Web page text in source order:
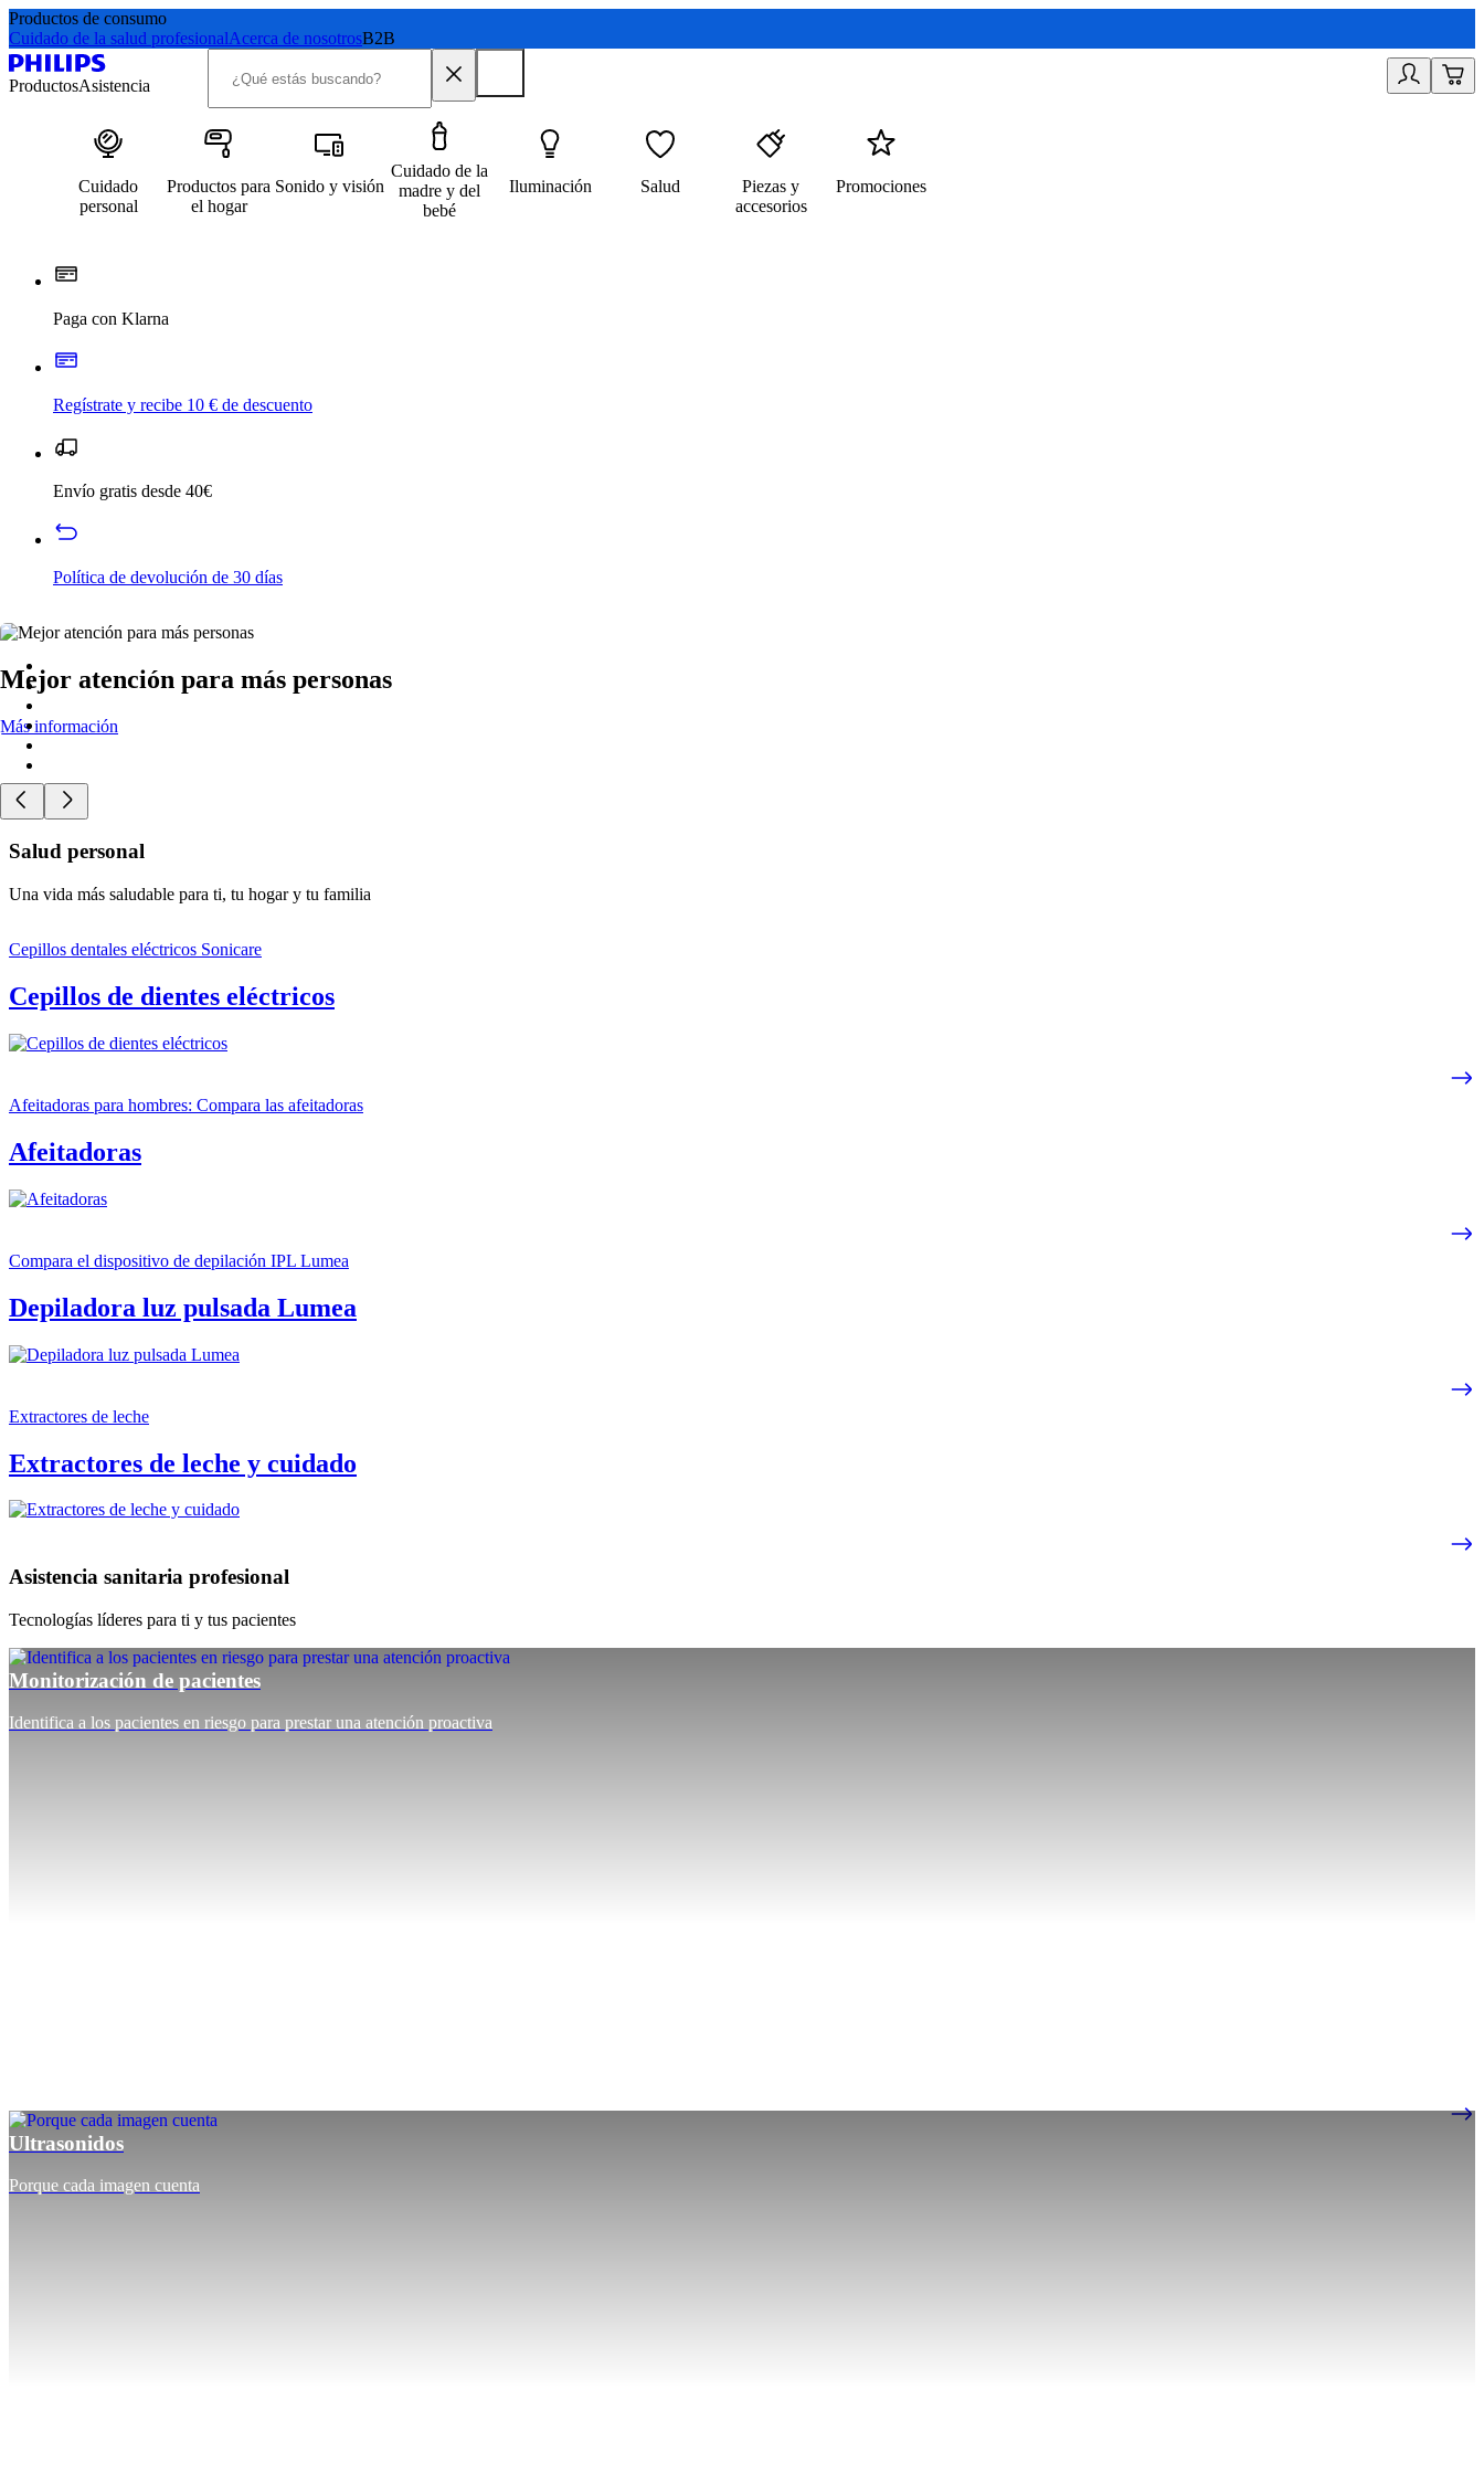
Productos de consumo
Cuidado de la salud profesionalAcerca de nosotrosB2B
ProductosAsistencia
Cuidado
personal
Productos para
el hogar
Sonido y visión
Cuidado de la
madre y del
bebé
Iluminación Salud
Piezas y
accesorios
Promociones
Paga con Klarna
Regístrate y recibe 10 € de descuento
Envío gratis desde 40€
Política de devolución de 30 días
Mejor atención para más personas
Más información
Salud personal
Una vida más saludable para ti, tu hogar y tu familia
Cepillos dentales eléctricos Sonicare
Cepillos de dientes eléctricos
Afeitadoras para hombres: Compara las afeitadoras
Afeitadoras
Compara el dispositivo de depilación IPL Lumea
Depiladora luz pulsada Lumea
Extractores de leche
Extractores de leche y cuidado
Asistencia sanitaria profesional
Tecnologías líderes para ti y tus pacientes
Monitorización de pacientes
Identifica a los pacientes en riesgo para prestar una atención proactiva
Ultrasonidos
Porque cada imagen cuenta